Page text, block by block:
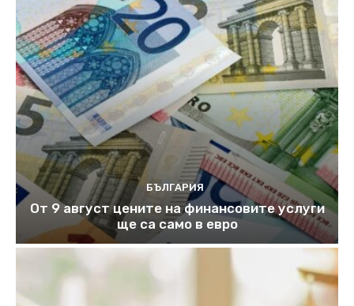
БЪЛГАРИЯ
От 9 август цените на финансовите услуги
ще са само в евро